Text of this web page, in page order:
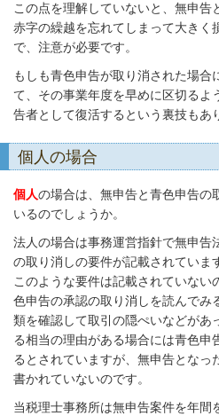
この点を理解していないと、無申告
赤字の繰越を忘れてしまって大きく
で、注意が必要です。
もしも青色申告が取り消された場合
て、その事業年度を早めに区切るよ
告者として復活するという裏技もあ
個人の場合
個人の場合は、無申告と青色申告の
いるのでしょうか。
法人の場合は事務運営指針で無申告
の取り消しの要件が記載されていま
このような要件は記載されていな
色申告の承認の取り消しを読んでみ
類を確認して取引の隠ぺいなどがあ
る相当の理由がある場合には青色申
るとされていますが、無申告となっ
書かれていないのです。
当税理士事務所は無申告案件を年間